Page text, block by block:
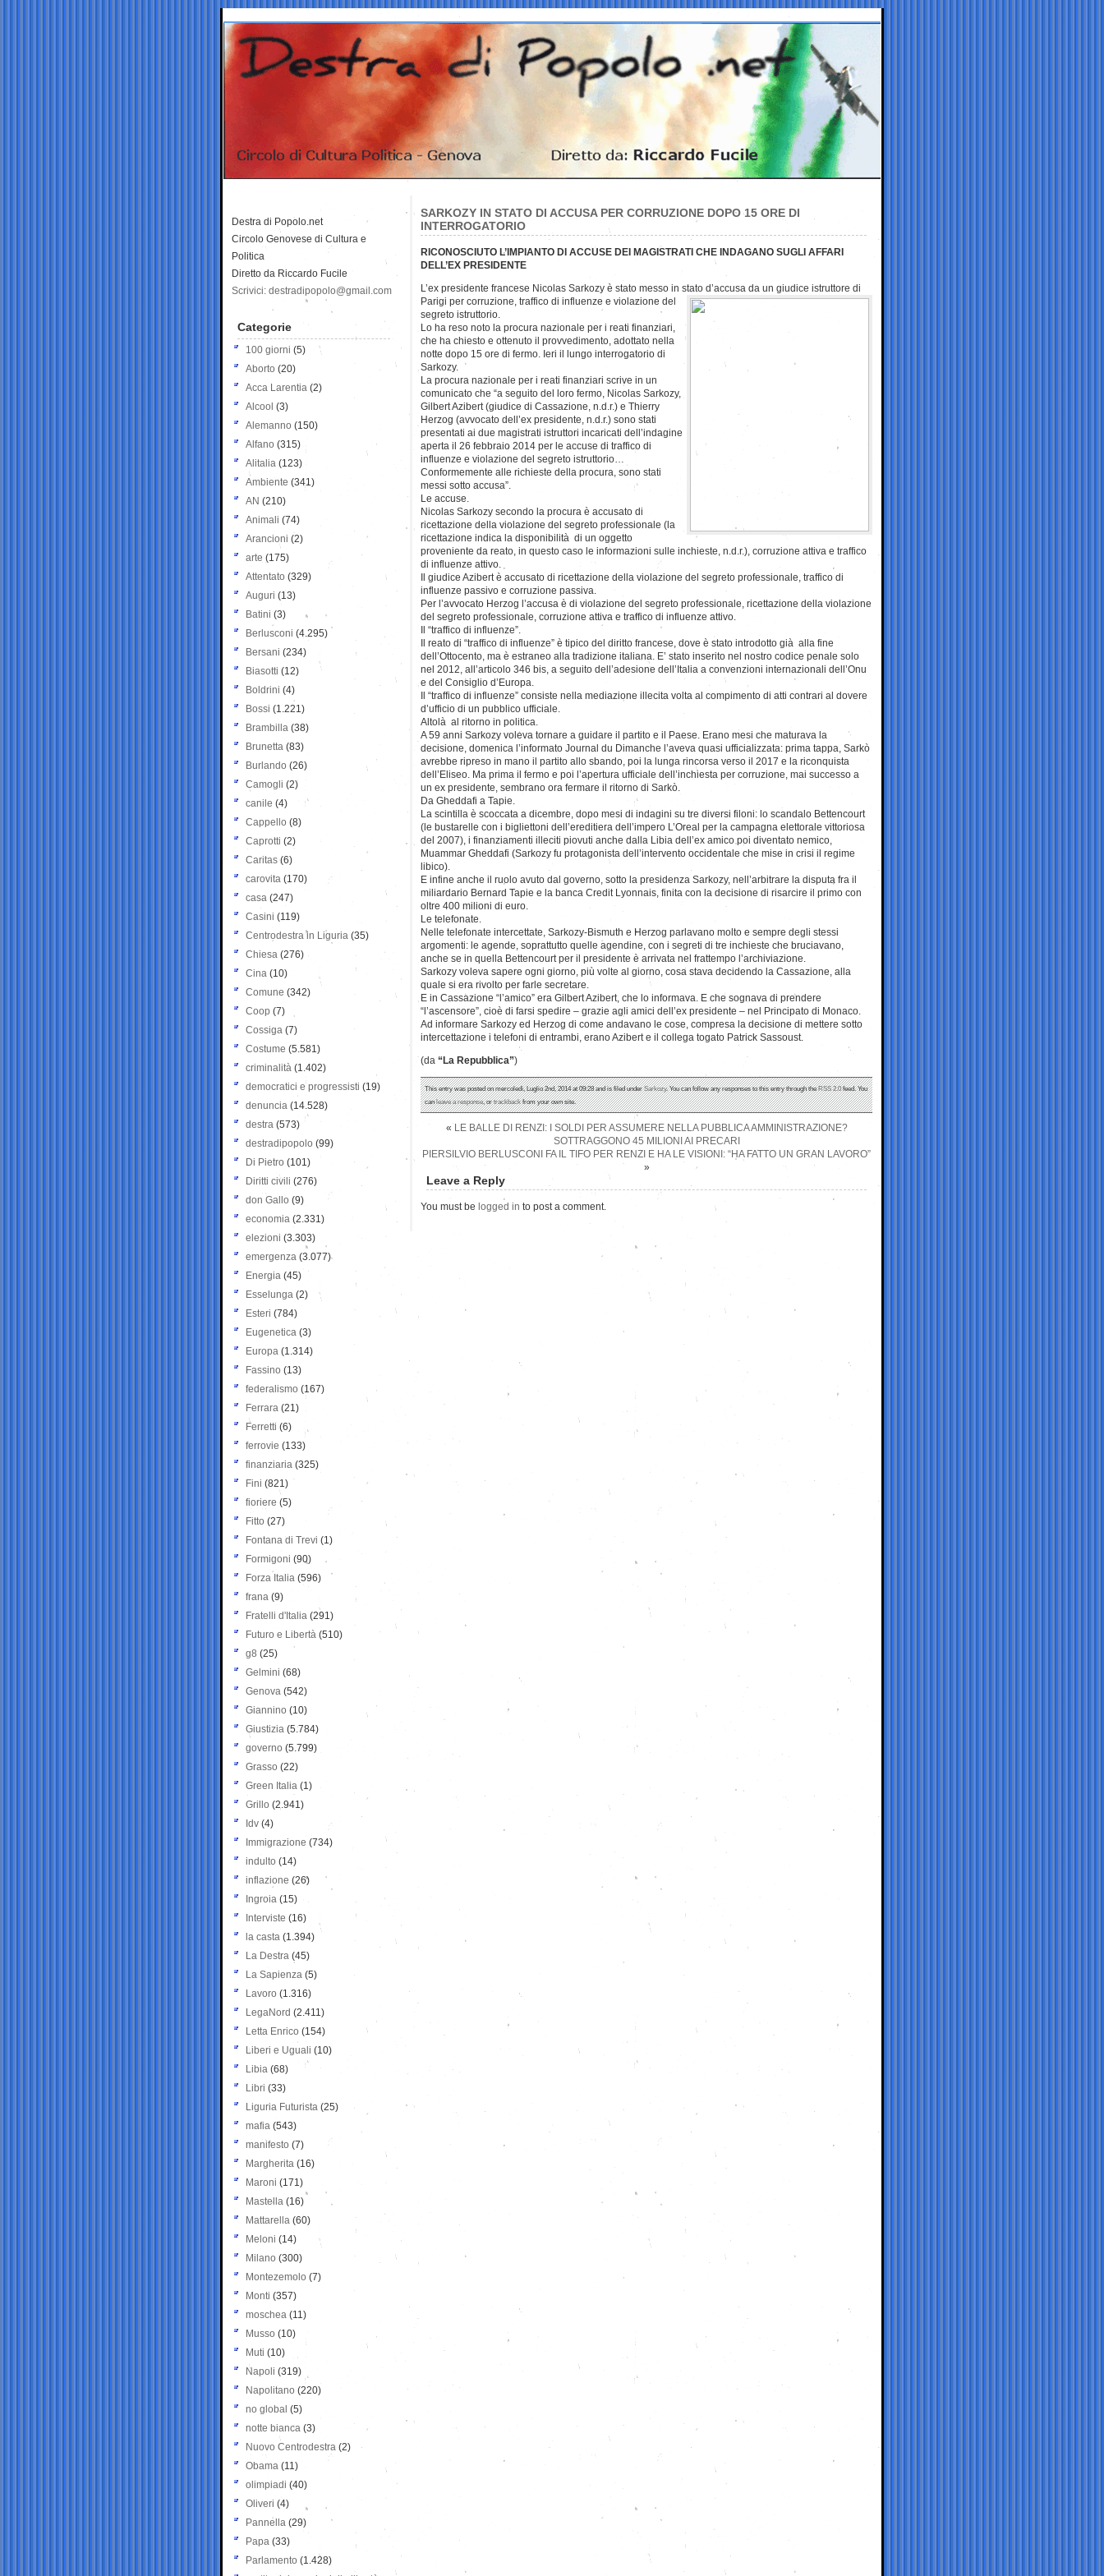
SARKOZY IN STATO DI ACCUSA PER CORRUZIONE DOPO 15 ORE DI
INTERROGATORIO
RICONOSCIUTO L’IMPIANTO DI ACCUSE DEI MAGISTRATI CHE INDAGANO SUGLI AFFARI
DELL’EX PRESIDENTE
L’ex presidente francese Nicolas Sarkozy è stato messo in stato d’accusa da un giudice istruttore di
Parigi per corruzione, traffico di influenze e violazione del
segreto istruttorio.
Lo ha reso noto la procura nazionale per i reati finanziari,
che ha chiesto e ottenuto il provvedimento, adottato nella
notte dopo 15 ore di fermo. Ieri il lungo interrogatorio di
Sarkozy.
La procura nazionale per i reati finanziari scrive in un
comunicato che “a seguito del loro fermo, Nicolas Sarkozy,
Gilbert Azibert (giudice di Cassazione, n.d.r.) e Thierry
Herzog (avvocato dell’ex presidente, n.d.r.) sono stati
presentati ai due magistrati istruttori incaricati dell’indagine
aperta il 26 febbraio 2014 per le accuse di traffico di
influenze e violazione del segreto istruttorio…
Conformemente alle richieste della procura, sono stati
messi sotto accusa”.
Le accuse.
Nicolas Sarkozy secondo la procura è accusato di
ricettazione della violazione del segreto professionale (la
ricettazione indica la disponibilità di un oggetto
proveniente da reato, in questo caso le informazioni sulle inchieste, n.d.r.), corruzione attiva e traffico
di influenze attivo.
Il giudice Azibert è accusato di ricettazione della violazione del segreto professionale, traffico di
influenze passivo e corruzione passiva.
Per l’avvocato Herzog l’accusa è di violazione del segreto professionale, ricettazione della violazione
del segreto professionale, corruzione attiva e traffico di influenze attivo.
Il “traffico di influenze”.
Il reato di “traffico di influenze” è tipico del diritto francese, dove è stato introdotto già alla fine
dell’Ottocento, ma è estraneo alla tradizione italiana. E’ stato inserito nel nostro codice penale solo
nel 2012, all’articolo 346 bis, a seguito dell’adesione dell’Italia a convenzioni internazionali dell’Onu
e del Consiglio d’Europa.
Il “traffico di influenze” consiste nella mediazione illecita volta al compimento di atti contrari al dovere
d’ufficio di un pubblico ufficiale.
Altolà al ritorno in politica.
A 59 anni Sarkozy voleva tornare a guidare il partito e il Paese. Erano mesi che maturava la
decisione, domenica l’informato Journal du Dimanche l’aveva quasi ufficializzata: prima tappa, Sarkò
avrebbe ripreso in mano il partito allo sbando, poi la lunga rincorsa verso il 2017 e la riconquista
dell’Eliseo. Ma prima il fermo e poi l’apertura ufficiale dell’inchiesta per corruzione, mai successo a
un ex presidente, sembrano ora fermare il ritorno di Sarkò.
Da Gheddafi a Tapie.
La scintilla è scoccata a dicembre, dopo mesi di indagini su tre diversi filoni: lo scandalo Bettencourt
(le bustarelle con i bigliettoni dell’ereditiera dell’impero L’Oreal per la campagna elettorale vittoriosa
del 2007), i finanziamenti illeciti piovuti anche dalla Libia dell’ex amico poi diventato nemico,
Muammar Gheddafi (Sarkozy fu protagonista dell’intervento occidentale che mise in crisi il regime
libico).
E infine anche il ruolo avuto dal governo, sotto la presidenza Sarkozy, nell’arbitrare la disputa fra il
miliardario Bernard Tapie e la banca Credit Lyonnais, finita con la decisione di risarcire il primo con
oltre 400 milioni di euro.
Le telefonate.
Nelle telefonate intercettate, Sarkozy-Bismuth e Herzog parlavano molto e sempre degli stessi
argomenti: le agende, soprattutto quelle agendine, con i segreti di tre inchieste che bruciavano,
anche se in quella Bettencourt per il presidente è arrivata nel frattempo l’archiviazione.
Sarkozy voleva sapere ogni giorno, più volte al giorno, cosa stava decidendo la Cassazione, alla
quale si era rivolto per farle secretare.
E in Cassazione “l’amico” era Gilbert Azibert, che lo informava. E che sognava di prendere
“l’ascensore”, cioè di farsi spedire – grazie agli amici dell’ex presidente – nel Principato di Monaco.
Ad informare Sarkozy ed Herzog di come andavano le cose, compresa la decisione di mettere sotto
intercettazione i telefoni di entrambi, erano Azibert e il collega togato Patrick Sassoust.
(da “La Repubblica”)
This entry was posted on mercoledì, Luglio 2nd, 2014 at 09:28 and is filed underSarkozy. You can follow any responses to this entry through theRSS 2.0feed. You
canleave a response, ortrackbackfrom your own site.
« LE BALLE DI RENZI: I SOLDI PER ASSUMERE NELLA PUBBLICA AMMINISTRAZIONE?
SOTTRAGGONO 45 MILIONI AI PRECARI
PIERSILVIO BERLUSCONI FA IL TIFO PER RENZI E HA LE VISIONI: “HA FATTO UN GRAN LAVORO”
»
Leave a Reply
You must be logged in to post a comment.
Destra di Popolo.net
Circolo Genovese di Cultura e
Politica
Diretto da Riccardo Fucile
Scrivici: destradipopolo@gmail.com
Categorie
100 giorni (5)
Aborto (20)
Acca Larentia (2)
Alcool (3)
Alemanno (150)
Alfano (315)
Alitalia (123)
Ambiente (341)
AN (210)
Animali (74)
Arancioni (2)
arte (175)
Attentato (329)
Auguri (13)
Batini (3)
Berlusconi (4.295)
Bersani (234)
Biasotti (12)
Boldrini (4)
Bossi (1.221)
Brambilla (38)
Brunetta (83)
Burlando (26)
Camogli (2)
canile (4)
Cappello (8)
Caprotti (2)
Caritas (6)
carovita (170)
casa (247)
Casini (119)
Centrodestra in Liguria (35)
Chiesa (276)
Cina (10)
Comune (342)
Coop (7)
Cossiga (7)
Costume (5.581)
criminalità (1.402)
democratici e progressisti (19)
denuncia (14.528)
destra (573)
destradipopolo (99)
Di Pietro (101)
Diritti civili (276)
don Gallo (9)
economia (2.331)
elezioni (3.303)
emergenza (3.077)
Energia (45)
Esselunga (2)
Esteri (784)
Eugenetica (3)
Europa (1.314)
Fassino (13)
federalismo (167)
Ferrara (21)
Ferretti (6)
ferrovie (133)
finanziaria (325)
Fini (821)
fioriere (5)
Fitto (27)
Fontana di Trevi (1)
Formigoni (90)
Forza Italia (596)
frana (9)
Fratelli d'Italia (291)
Futuro e Libertà (510)
g8 (25)
Gelmini (68)
Genova (542)
Giannino (10)
Giustizia (5.784)
governo (5.799)
Grasso (22)
Green Italia (1)
Grillo (2.941)
Idv (4)
Immigrazione (734)
indulto (14)
inflazione (26)
Ingroia (15)
Interviste (16)
la casta (1.394)
La Destra (45)
La Sapienza (5)
Lavoro (1.316)
LegaNord (2.411)
Letta Enrico (154)
Liberi e Uguali (10)
Libia (68)
Libri (33)
Liguria Futurista (25)
mafia (543)
manifesto (7)
Margherita (16)
Maroni (171)
Mastella (16)
Mattarella (60)
Meloni (14)
Milano (300)
Montezemolo (7)
Monti (357)
moschea (11)
Musso (10)
Muti (10)
Napoli (319)
Napolitano (220)
no global (5)
notte bianca (3)
Nuovo Centrodestra (2)
Obama (11)
olimpiadi (40)
Oliveri (4)
Pannella (29)
Papa (33)
Parlamento (1.428)